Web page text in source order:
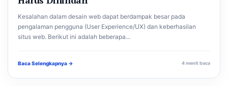
Kesalahan dalam desain web dapat berdampak besar pada
pengalaman pengguna (User Experience/UX) dan keberhasilan
situs web. Berikut ini adalah beberapa...
Baca Selengkapnya → 4 menit baca